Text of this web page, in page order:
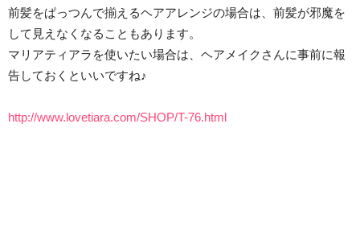
前髪をぱっつんで揃えるヘアアレンジの場合は、前髪が邪魔を
して見えなくなることもあります。
マリアティアラを使いたい場合は、ヘアメイクさんに事前に報
告しておくといいですね♪
http://www.lovetiara.com/SHOP/T-76.html